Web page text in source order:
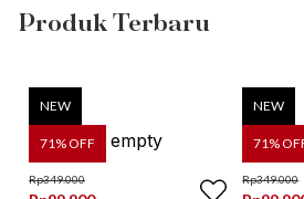
Produk Terbaru
71 % OFF
NEW
Rp349.000
71 %
NEW
Rp349.000